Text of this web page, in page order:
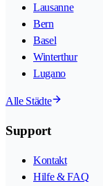
Lausanne
Bern
Basel
Winterthur
Lugano
Alle Städte
Support
Kontakt
Hilfe & FAQ